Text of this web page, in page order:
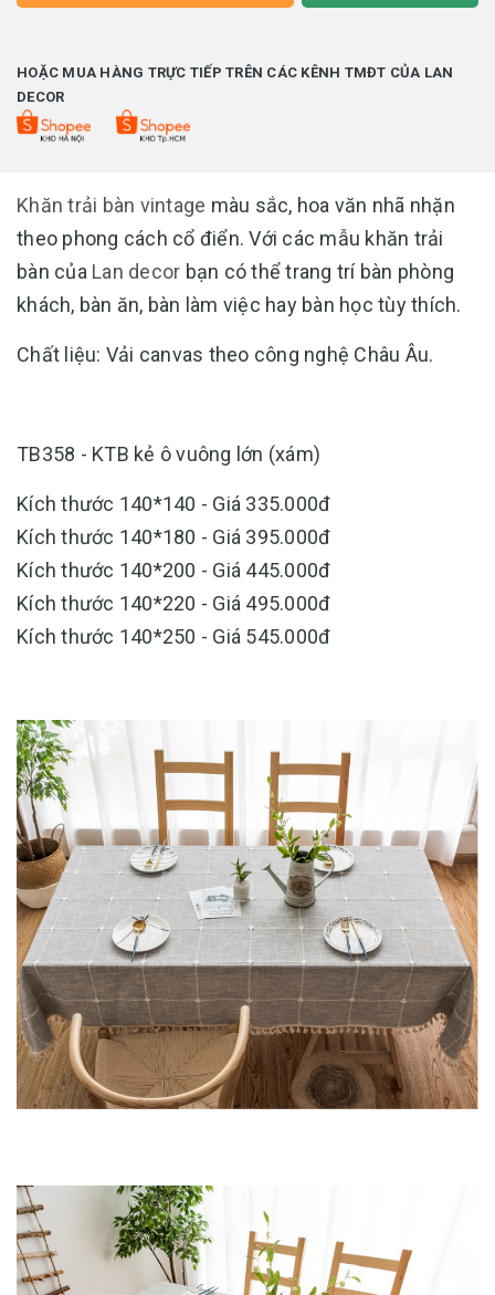
HOẶC MUA HÀNG TRỰC TIẾP TRÊN CÁC KÊNH TMĐT CỦA LAN
DECOR
Khăn trải bàn vintage màu sắc, hoa văn nhã nhặn
theo phong cách cổ điển. Với các mẫu khăn trải
bàn của Lan decor bạn có thể trang trí bàn phòng
khách, bàn ăn, bàn làm việc hay bàn học tùy thích.
Chất liệu: Vải canvas theo công nghệ Châu Âu.
TB358 - KTB kẻ ô vuông lớn (xám)
Kích thước 140*140 - Giá 335.000đ
Kích thước 140*180 - Giá 395.000đ
Kích thước 140*200 - Giá 445.000đ
Kích thước 140*220 - Giá 495.000đ
Kích thước 140*250 - Giá 545.000đ